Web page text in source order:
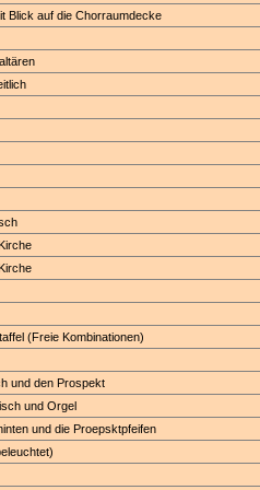
Blick auf die Chorraumdecke
(Freie Kombinationen)
und den Prospekt
und Orgel
und die Proepsktpfeifen